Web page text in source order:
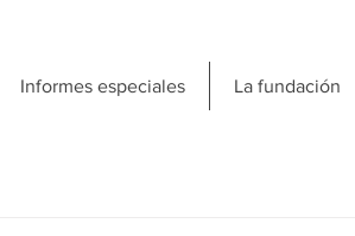
Informes especiales La fundación